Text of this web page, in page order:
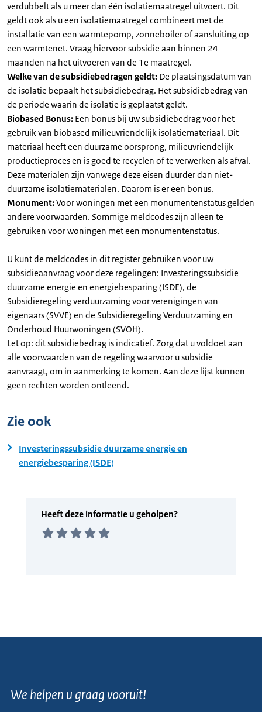
verdubbelt als u meer dan één isolatiemaatregel uitvoert. Dit
geldt ook als u een isolatiemaatregel combineert met de
installatie van een warmtepomp, zonneboiler of aansluiting op
een warmtenet. Vraag hiervoor subsidie aan binnen 24
maanden na het uitvoeren van de 1e maatregel.
Welke van de subsidiebedragen geldt: De plaatsingsdatum van
de isolatie bepaalt het subsidiebedrag. Het subsidiebedrag van
de periode waarin de isolatie is geplaatst geldt.
Biobased Bonus: Een bonus bij uw subsidiebedrag voor het
gebruik van biobased milieuvriendelijk isolatiemateriaal. Dit
materiaal heeft een duurzame oorsprong, milieuvriendelijk
productieproces en is goed te recyclen of te verwerken als afval.
Deze materialen zijn vanwege deze eisen duurder dan niet-
duurzame isolatiematerialen. Daarom is er een bonus.
Monument:Voor woningen met een monumentenstatus gelden
andere voorwaarden. Sommige meldcodes zijn alleen te
gebruiken voor woningen met een monumentenstatus.
U kunt de meldcodes in dit register gebruiken voor uw
subsidieaanvraag voor deze regelingen: Investeringssubsidie
duurzame energie en energiebesparing (ISDE), de
Subsidieregeling verduurzaming voor verenigingen van
eigenaars (SVVE) en de Subsidieregeling Verduurzaming en
Onderhoud Huurwoningen (SVOH).
Let op: dit subsidiebedrag is indicatief. Zorg dat u voldoet aan
alle voorwaarden van de regeling waarvoor u subsidie
aanvraagt, om in aanmerking te komen. Aan deze lijst kunnen
geen rechten worden ontleend.
Zie ook
Investeringssubsidie duurzame energie en
energiebesparing (ISDE)
We helpen u graag vooruit!